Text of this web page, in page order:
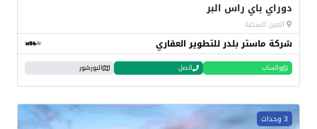
دوراي باي راس البر
العين السخنة
شركة ماستر بلدر للتطوير العقاري
واتساب اتصل البورشور
3 وحدات